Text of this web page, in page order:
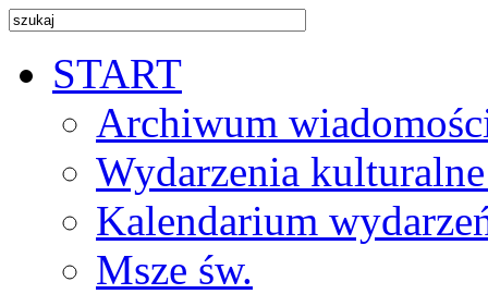
START
Archiwum
Wydarzenia
Kalendarium
Msze św.